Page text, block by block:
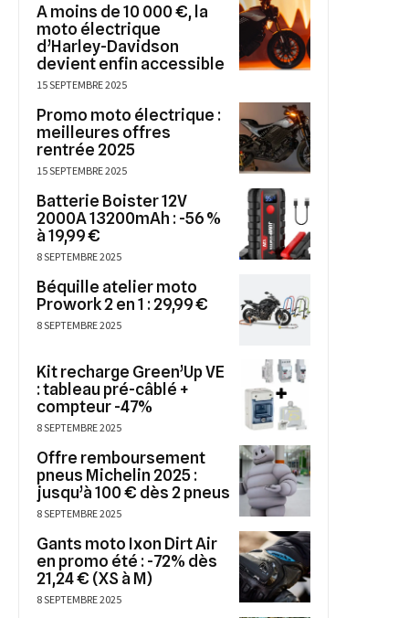
A moins de 10 000 €, la
moto électrique
d’Harley-Davidson
devient enfin accessible
15 SEPTEMBRE 2025
Promo moto électrique :
meilleures offres
rentrée 2025
15 SEPTEMBRE 2025
Batterie Boister 12V
2000A 13200mAh : -56 %
à 19,99 €
8 SEPTEMBRE 2025
Béquille atelier moto
Prowork 2 en 1 : 29,99 €
8 SEPTEMBRE 2025
Kit recharge Green’Up VE
: tableau pré-câblé +
compteur -47%
8 SEPTEMBRE 2025
Offre remboursement
pneus Michelin 2025 :
jusqu’à 100 € dès 2 pneus
8 SEPTEMBRE 2025
Gants moto Ixon Dirt Air
en promo été : -72% dès
21,24 € (XS à M)
8 SEPTEMBRE 2025